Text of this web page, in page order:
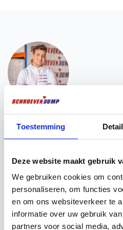
Toestemming
Deze website maakt gebruik
We gebruiken cookies om
personaliseren, om functies
en om ons websiteverkeer te
informatie over uw gebruik
partners voor social media,
Vous voulez ? Nous
aider !
d'une vente ? Vous
prendre contact avec nos
compris ce que vous
Chat via Whatsapp